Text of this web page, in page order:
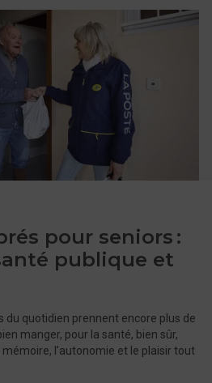
pour seniors :
publique et
du quotidien prennent encore plus de
manger, pour la santé, bien sûr,
l’autonomie et le plaisir tout